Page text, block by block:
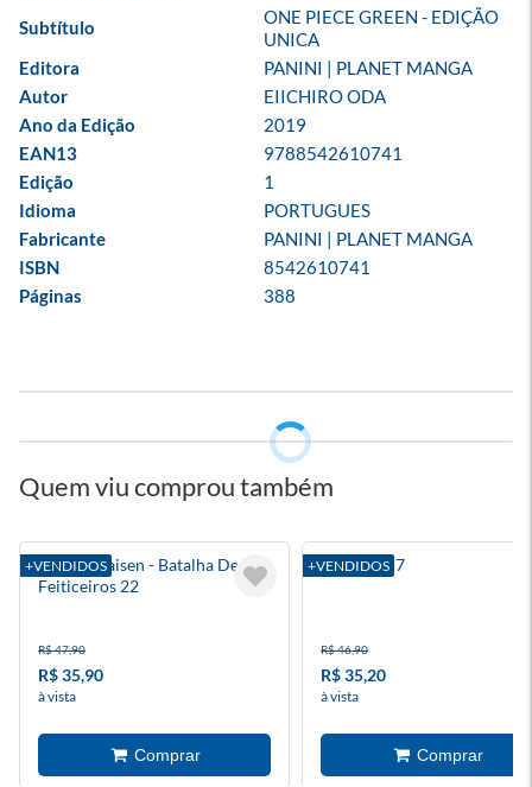
Subtítulo
ONE PIECE GREEN - EDIÇÃO
UNICA
Editora
PANINI | PLANET MANGA
Autor
EIICHIRO ODA
Ano da Edição
2019
EAN13
9788542610741
Edição
1
Idioma
PORTUGUES
Fabricante
PANINI | PLANET MANGA
ISBN
8542610741
Páginas
388
Quem viu comprou também
+VENDIDOS
Jujutsu Kaisen - Batalha De
Feiticeiros 22
R$ 47,90
R$ 35,90
à vista
+VENDIDOS
Blue Lock 7
R$ 46,90
R$ 35,20
à vista